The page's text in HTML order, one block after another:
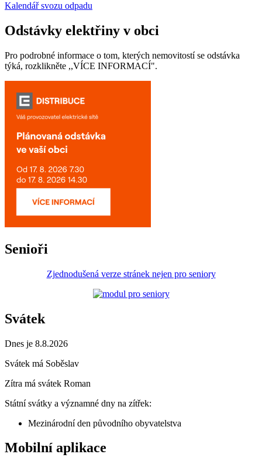
Kalendář svozu odpadu
Odstávky elektřiny v obci
Pro podrobné informace o tom, kterých nemovitostí se odstávka
týká, rozklikněte ,,VÍCE INFORMACÍ".
Senioři
Zjednodušená verze stránek nejen pro seniory
Svátek
Dnes je 8.8.2026
Svátek má Soběslav
Zítra má svátek Roman
Státní svátky a významné dny na zítřek:
Mezinárodní den původního obyvatelstva
Mobilní aplikace